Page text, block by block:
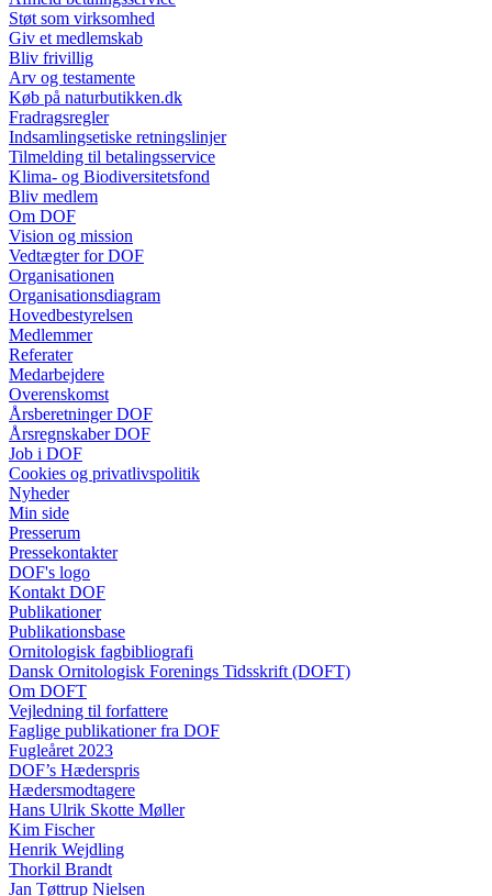
Støt som virksomhed
Giv et medlemskab
Bliv frivillig
Arv og testamente
Køb på naturbutikken.dk
Fradragsregler
Indsamlingsetiske retningslinjer
Tilmelding til betalingsservice
Klima- og Biodiversitetsfond
Bliv medlem
Om DOF
Vision og mission
Vedtægter for DOF
Organisationen
Organisationsdiagram
Hovedbestyrelsen
Medlemmer
Referater
Medarbejdere
Overenskomst
Årsberetninger DOF
Årsregnskaber DOF
Job i DOF
Cookies og privatlivspolitik
Nyheder
Min side
Presserum
Pressekontakter
DOF's logo
Kontakt DOF
Publikationer
Publikationsbase
Ornitologisk fagbibliografi
Dansk Ornitologisk Forenings Tidsskrift (DOFT)
Om DOFT
Vejledning til forfattere
Faglige publikationer fra DOF
Fugleåret 2023
DOF’s Hæderspris
Hædersmodtagere
Hans Ulrik Skotte Møller
Kim Fischer
Henrik Wejdling
Thorkil Brandt
Jan Tøttrup Nielsen